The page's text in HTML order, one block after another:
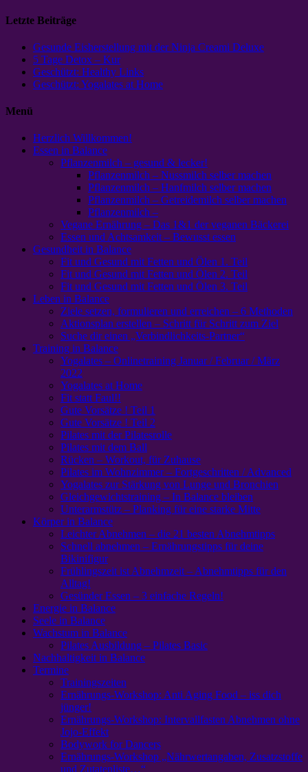
Letzte Beiträge
Gesunde Eisherstellung mit der Ninja Creami Deluxe
5 Tage Detox – Kur
Geschützt: Healthy Links
Geschützt: Yogalates at Home
Menü
Herzlich Willkommen!
Essen in Balance
Pflanzenmilch – gesund & lecker!
Pflanzenmilch – Nussmilch selber machen
Pflanzenmilch – Hanfmilch selber machen
Pflanzenmilch – Getreidemilch selber machen
Pflanzenmilch –
Vegane Ernährung – Das 1&1 der veganen Bäckerei
Essen und Achtsamkeit – Bewusst essen
Gesundheit in Balance
Fit und Gesund mit Fetten und Ölen 1. Teil
Fit und Gesund mit Fetten und Ölen 2. Teil
Fit und Gesund mit Fetten und Ölen 3. Teil
Leben in Balance
Ziele setzen, formulieren und erreichen – 6 Methoden
Aktionsplan erstellen – Schritt für Schritt zum Ziel
Suche dir einen „Verbindlichkeits-Partner“
Training in Balance
Yogalates – Onlinetraining Januar / Februar / März
2022
Yogalates at Home
Fit statt Faul!!
Gute Vorsätze ! Teil 1
Gute Vorsätze ! Teil 2
Pilates mit der Pilatesrolle
Pilates mit dem Ball
Rücken – Workout, für Zuhause
Pilates im Wohnzimmer – Fortgeschritten / Advanced
Yogalates zur Stärkung von Lunge und Bronchien
Gleichgewichtstraining – In Balance bleiben
Unterarmstütz – Planking für eine starke Mitte
Körper in Balance
Leichter Abnehmen – die 21 besten Abnehmtipps
Schnell abnehmen – Ernährungstipps für deine
Bikinifigur
Frühlingszeit ist Abnehmzeit – Abnehmtipps für den
Alltag!
Gesünder Essen – 3 einfache Regeln!
Energie in Balance
Seele in Balance
Wachstum in Balance
Pilates Ausbildung – Pilates Basic
Nachhaltigkeit in Balance
Termine
Trainingszeiten
Ernährungs-Workshop: Anti Aging Food – iss dich
jünger!
Ernährungs-Workshop: Intervallfasten Abnehmen ohne
Jojo-Effekt
Bodywork for Dancers
Ernährungs-Workshop „Nährwertangaben, Zusatzstoffe
und Zutatenliste…“